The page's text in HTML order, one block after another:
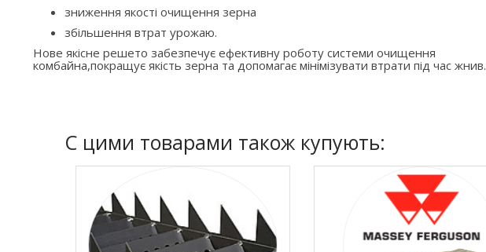
зниження якості очищення зерна
збільшення втрат урожаю.
Нове якісне решето забезпечує ефективну роботу системи очищення
комбайна,покращує якість зерна та допомагає мінімізувати втрати під час жнив.
C цими товарами також купують: